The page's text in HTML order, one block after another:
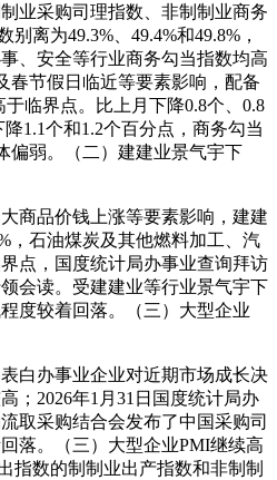
业采购司理指数、非制制业商务
离为49.3%、49.4%和49.8%，
、安全等行业商务勾当指数均高
春节假日临近等要素影响，配备
临界点。比上月下降0.8个、0.8
1.1个和1.2个百分点，商务勾当
偏弱。（二）建建业景气宇下
品价钱上涨等要素影响，建建
，石油煤炭及其他燃料加工、汽
点，国度统计局办事业查询拜访
会读。受建建业等行业景气宇下
度较着回落。（三）大型企业
办事业企业对近期市场成长决
；2026年1月31日国度统计局办
取采购结合会发布了中国采购司
落。（三）大型企业PMI继续高
指数的制制业出产指数和非制制